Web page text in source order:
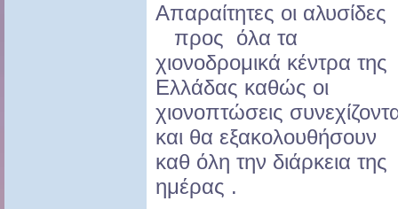
Απαραίτητες οι αλυσίδες
προς όλα τα
χιονοδρομικά κέντρα της
Ελλάδας καθώς οι
χιονοπτώσεις
και θα εξακολουθήσουν
καθ όλη την διάρκεια της
ημέρας .